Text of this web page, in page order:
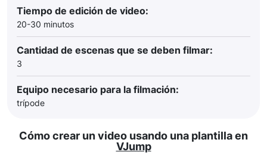
Tiempo de edición de video:
20-30 minutos
Cantidad de escenas que se deben filmar:
3
Equipo necesario para la filmación:
trípode
Cómo crear un video usando una plantilla en
VJump